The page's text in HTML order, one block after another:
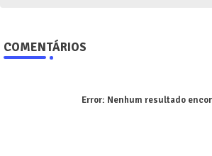
COMENTÁRIOS
Error: Nenhum resultado